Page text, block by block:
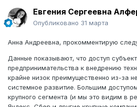
Евгения Сергеевна
Опубликовано 31 марта
Анна Андреевна, прокомментирую
Данные показывают, что доступ
предпринимательства к внедрению
крайне низок преимущественно из-за
системное развитие. Большим
крупного сегмента (и мы это видим в